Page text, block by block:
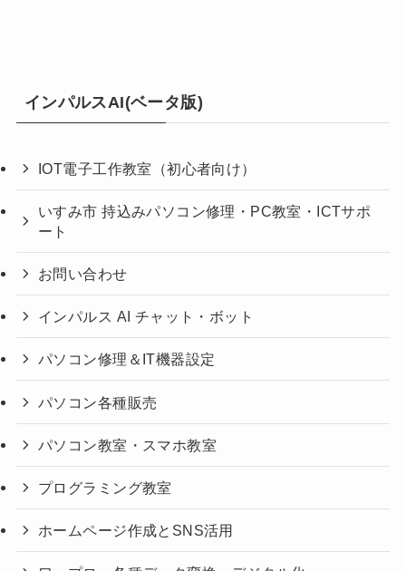
インパルスAI(ベータ版)
IOT電子工作教室（初心者向け）
いすみ市 持込みパソコン修理・PC教室・ICTサポ
ート
お問い合わせ
インパルス AI チャット・ボット
パソコン修理＆IT機器設定
パソコン各種販売
パソコン教室・スマホ教室
プログラミング教室
ホームページ作成とSNS活用